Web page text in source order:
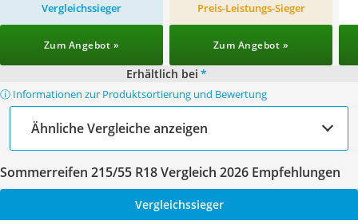
Vergleichssieger
Zum Angebot »
Preis-Leistungs-Sieger
Zum Angebot »
Erhältlich bei *
ⓘ Informationen zur Produktsortierung und Bewertung
Ähnliche Vergleiche anzeigen
Sommerreifen 215/55 R18 Vergleich 2026 Empfehlungen
Vergleichssieger